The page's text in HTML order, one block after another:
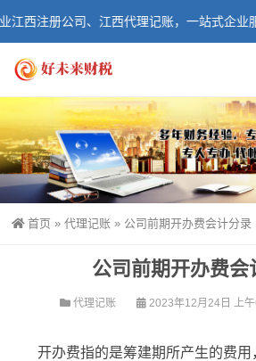
西注册公司、江西代理记账，一站式企业
首页 » 代理记账 » 公司前期开办费会计分录
公司前期开办费会
代理记账 2023年12月24日 上
开办费指的是筹建期所产生的费用